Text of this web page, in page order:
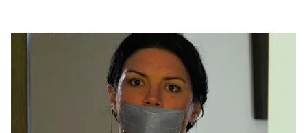
टेनिस: अलेक्जेंडर ज्वेरेव ने पहली बार जीता ग्रैंड स्लैम
जर्मनी के स्टार खिलाड़ी अलेक्जेंडर ज्वेरेव ने अपने करियर
का पहला ग्रैंड स्लैम खिताब जीत लिया है। फ्रेंच ओपन